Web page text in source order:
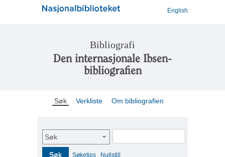
English
Bibliografi
Den internasjonale Ibsen-
bibliografien
Søk Verkliste Om bibliografien
Søk
Søk Søketips Nullstill